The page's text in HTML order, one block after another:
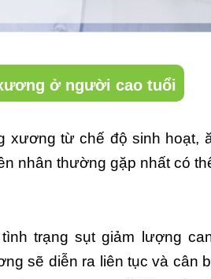
ở người cao tuổi
xương từ chế độ sinh hoạt,
nhân thường gặp nhất có
trạng sụt giảm lượng
sẽ diễn ra liên tục và cân